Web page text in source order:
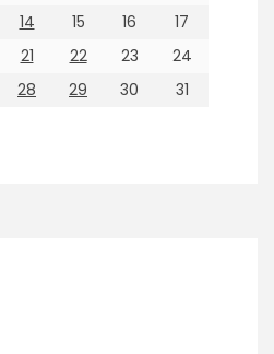
14 15 16
17
21 22 23
24
28 29 30
31